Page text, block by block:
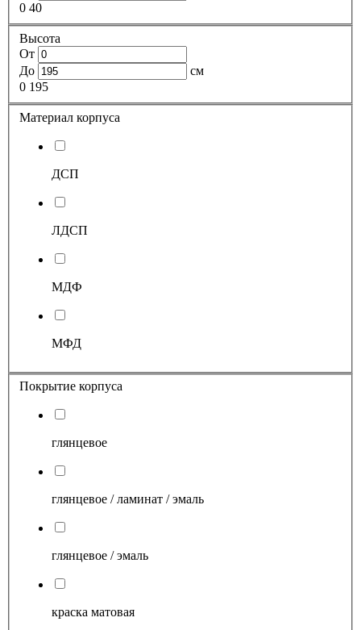
0 40
Высота
От
До
см
0 195
Материал корпуса
ДСП
ЛДСП
МДФ
МФД
Покрытие корпуса
глянцевое
глянцевое / ламинат / эмаль
глянцевое / эмаль
краска матовая